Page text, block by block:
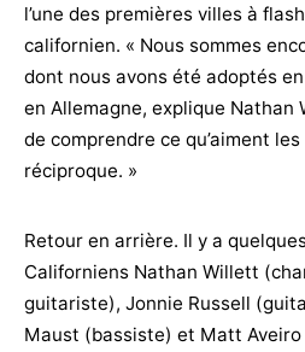
l’une des premières villes à
californien. « Nous sommes
dont nous avons été adoptés
en Allemagne, explique Nathan
de comprendre ce qu’aiment
réciproque. »
Retour en arrière. Il y a
Californiens Nathan Willett
guitariste), Jonnie Russell
Maust (bassiste) et Matt